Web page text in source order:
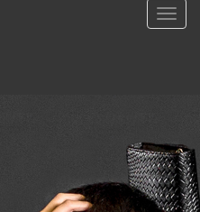
選